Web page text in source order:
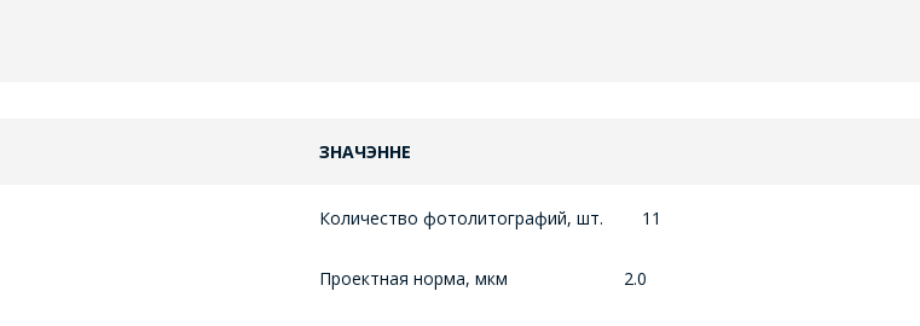
ЗНАЧЭННЕ
Количество фотолитографий, шт. 11
Проектная норма, мкм 2.0